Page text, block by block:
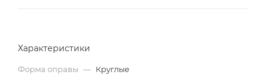
Характеристики
Форма оправы — Круглые